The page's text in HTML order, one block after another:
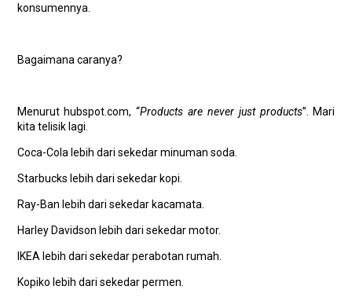
konsumennya.
Bagaimana caranya?
Menurut hubspot.com, “Products are never just products”. Mari
kita telisik lagi.
Coca-Cola lebih dari sekedar minuman soda.
Starbucks lebih dari sekedar kopi.
Ray-Ban lebih dari sekedar kacamata.
Harley Davidson lebih dari sekedar motor.
IKEA lebih dari sekedar perabotan rumah.
Kopiko lebih dari sekedar permen.